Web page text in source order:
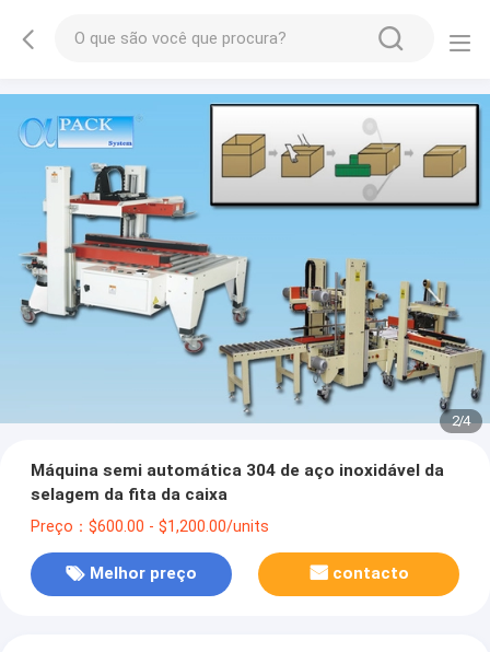
2/4
Máquina semi automática 304 de aço inoxidável da
selagem da fita da caixa
Preço：$600.00 - $1,200.00/units
Melhor preço contacto